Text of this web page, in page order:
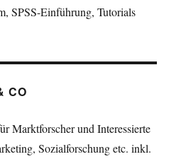
SPSS-Einführung, Tutorials
CO
Marktforscher und Interessierte
Sozialforschung etc. inkl.